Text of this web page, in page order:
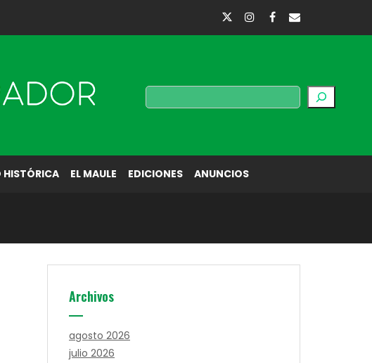
Buscar
HISTÓRICA EL MAULE EDICIONES ANUNCIOS
Archivos
agosto 2026
julio 2026